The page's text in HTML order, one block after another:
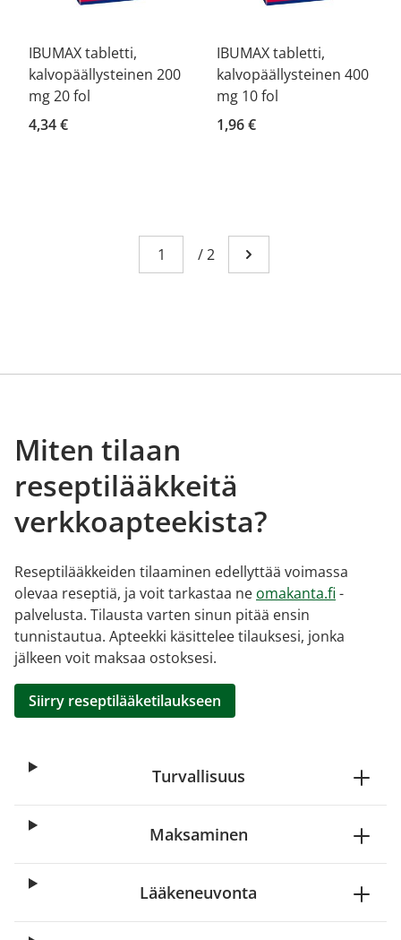
IBUMAX tabletti,
kalvopäällysteinen 200
mg 20 fol
4,34 €
IBUMAX tabletti,
kalvopäällysteinen 400
mg 10 fol
1,96 €
Sivu
You're currently reading page 1
/2 Mene seuraavalle
Miten tilaan
reseptilääkkeitä
verkkoapteekista?
Reseptilääkkeiden tilaaminen edellyttää voimassa
olevaa reseptiä, ja voit tarkastaa ne omakanta.fi -
palvelusta. Tilausta varten sinun pitää ensin
tunnistautua. Apteekki käsittelee tilauksesi, jonka
jälkeen voit maksaa ostoksesi.
Siirry reseptilääketilaukseen
Turvallisuus
Maksaminen
Lääkeneuvonta